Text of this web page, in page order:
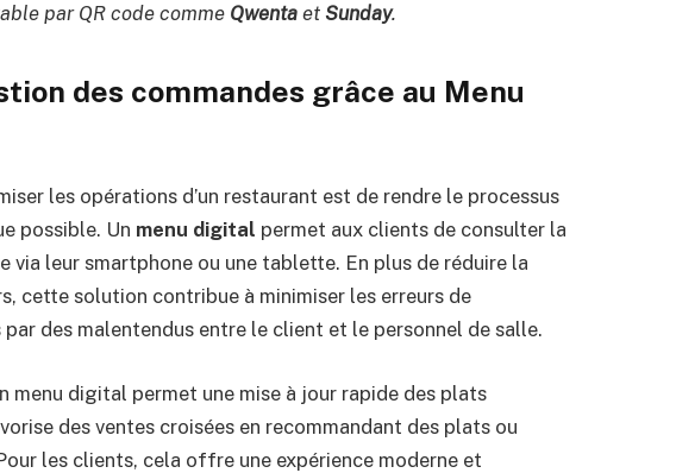
par QR code comme Qwentaet Sunday.
des commandes grâce au Menu
les opérations d’un restaurant est de rendre le processus
possible. Un menu digital permet aux clients de consulter la
via leur smartphone ou une tablette. En plus de réduire la
cette solution contribue à minimiser les erreurs de
par des malentendus entre le client et le personnel de salle.
menu digital permet une mise à jour rapide des plats
des ventes croisées en recommandant des plats ou
les clients, cela offre une expérience moderne et